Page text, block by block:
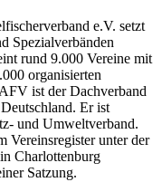
e.V. setzt
Spezialverbänden
rund 9.000 Vereine mit
organisierten
ist der Dachverband
Er ist
und Umweltverband.
Vereinsregister unter der
Charlottenburg
Satzung.